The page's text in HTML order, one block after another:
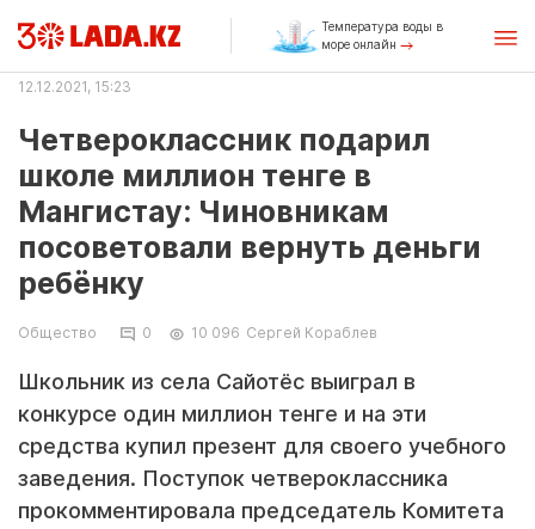
Температура воды в
море онлайн
12.12.2021, 15:23
Четвероклассник подарил
школе миллион тенге в
Мангистау: Чиновникам
посоветовали вернуть деньги
ребёнку
Общество 0 10 096 Сергей Кораблев
Школьник из села Сайотёс выиграл в
конкурсе один миллион тенге и на эти
средства купил презент для своего учебного
заведения. Поступок четвероклассника
прокомментировала председатель Комитета